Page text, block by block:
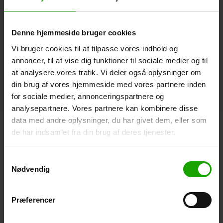
Denne hjemmeside bruger cookies
Vi bruger cookies til at tilpasse vores indhold og
annoncer, til at vise dig funktioner til sociale medier og til
at analysere vores trafik. Vi deler også oplysninger om
din brug af vores hjemmeside med vores partnere inden
for sociale medier, annonceringspartnere og
analysepartnere. Vores partnere kan kombinere disse
data med andre oplysninger, du har givet dem, eller som
de har indsamlet fra din brug af deres tjenester.
Nødvendig
Præferencer
Derma Hand Cream
(75 ml)
Fugt, fugt, fugt er, hvad dine hænder har brug for
du ofte vasker hænder eller spritter af. En god håndcreme
er med til at genoprette hudens fugtbalance, som nemt
håndsprit – også selvom du har valgt en mild håndsæbe og
en hudvenlig håndsprit med fugtgivende ingredienser. Når